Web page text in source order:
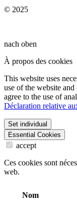
© 2025
nach oben
À propos des cookies
This website uses
use of the website
agree to the use of
Déclaration relative
Set individual
Essential Cookies
accept
Ces cookies sont
web.
Nom